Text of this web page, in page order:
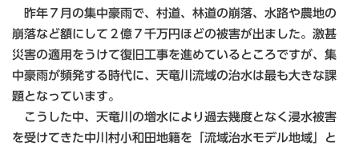
昨年７月の集中豪雨で、村道、林道の崩落、水路や農地の
崩落など額にして２億７千万円ほどの被害が出ました。激甚
災害の適用をうけて復旧工事を進めているところですが、集
中豪雨が頻発する時代に、天竜川流域の治水は最も大きな課
題となっています。
こうした中、天竜川の増水により過去幾度となく浸水被害
を受けてきた中川村小和田地籍を「流域治水モデル地域」と